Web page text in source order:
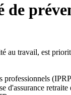
de
au travail, est
d'assurance retraite